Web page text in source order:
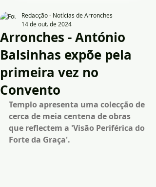
Arronches - António
Balsinhas expõe pela
primeira vez no
Convento
Redacção - Notícias de Arronches
14 de out. de 2024
Templo apresenta uma colecção de
cerca de meia centena de obras
que reflectem a 'Visão Periférica do
Forte da Graça'.